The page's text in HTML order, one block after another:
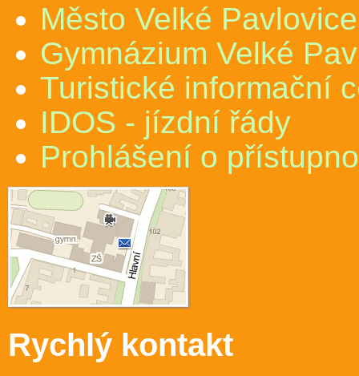
Město Velké Pavlovice
Gymnázium Velké
Turistické informační
IDOS - jízdní řády
Prohlášení o
Rychlý kontakt